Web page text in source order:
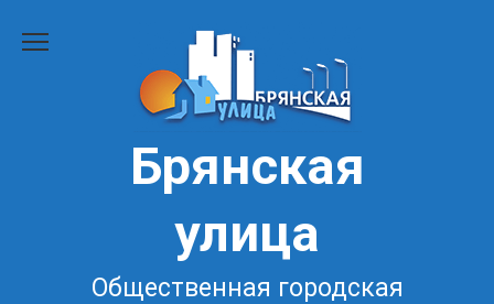
Брянская
улица
Общественная городская